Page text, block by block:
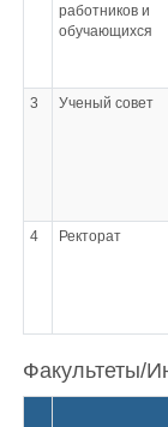
работников и
обучающихся
3 Ученый совет
4 Ректорат
Факультеты/